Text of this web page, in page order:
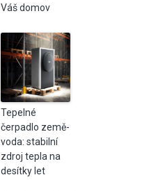
Váš domov
Tepelné
čerpadlo země-
voda: stabilní
zdroj tepla na
desítky let